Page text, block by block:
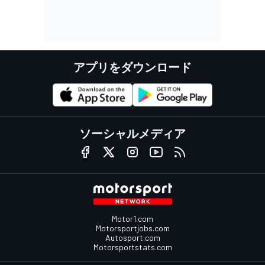
アプリをダウンロード
ソーシャルメディア
Motor1.com
Motorsportjobs.com
Autosport.com
Motorsportstats.com